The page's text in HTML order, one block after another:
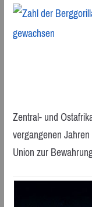
Zentral- und
vergangenen
Union zur